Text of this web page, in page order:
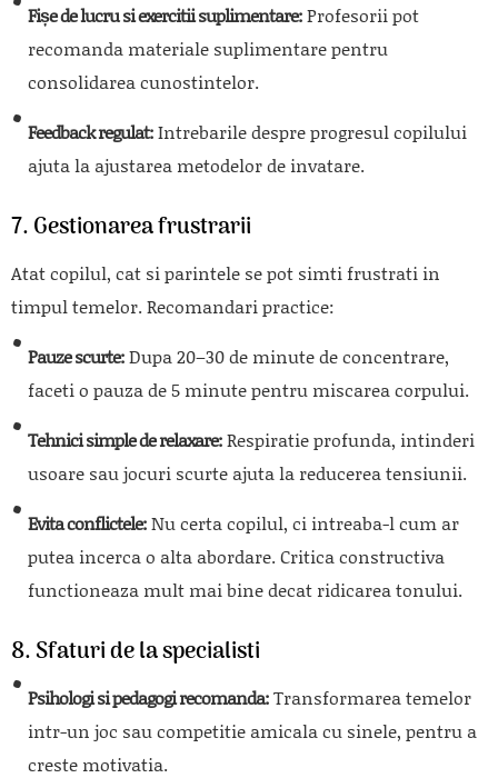
Fișe de lucru si exercitii suplimentare:Profesorii pot
recomanda materiale suplimentare pentru
consolidarea cunostintelor.
Feedback regulat:Intrebarile despre progresul copilului
ajuta la ajustarea metodelor de invatare.
7. Gestionarea frustrarii
Atat copilul, cat si parintele se pot simti frustrati in
timpul temelor. Recomandari practice:
Pauze scurte:Dupa 20–30 de minute de concentrare,
faceti o pauza de 5 minute pentru miscarea corpului.
Tehnici simple de relaxare:Respiratie profunda, intinderi
usoare sau jocuri scurte ajuta la reducerea tensiunii.
Evita conflictele:Nu certa copilul, ci intreaba-l cum ar
putea incerca o alta abordare. Critica constructiva
functioneaza mult mai bine decat ridicarea tonului.
8. Sfaturi de la specialisti
Psihologi si pedagogi recomanda:Transformarea temelor
intr-un joc sau competitie amicala cu sinele, pentru a
creste motivatia.